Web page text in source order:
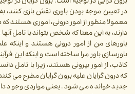
در تعیین موجه بودن باوری نقش بازی کنند،
معمولا منظور از امور درونی، اموری
دارند، به این معنا که شخص بتواند با تامل آنها
باورهای من از امور درونی هستند و
باورسازی باور مرا ساخته است و اینکه این
کاذب، از امور بیرونی هستند، زیرا با تامل
که درون گرایان علیه برون گرایان مطرح می
جدید خوانده می شود. یعنی مواردی وجود دارد